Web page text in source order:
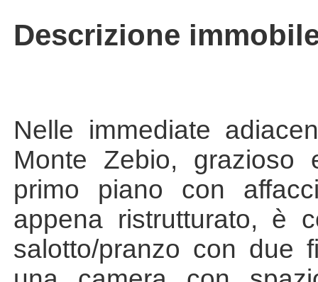
Descrizione
Nelle immediate
Monte Zebio, grazioso
primo piano con
appena ristrutturato, è
salotto/pranzo con due